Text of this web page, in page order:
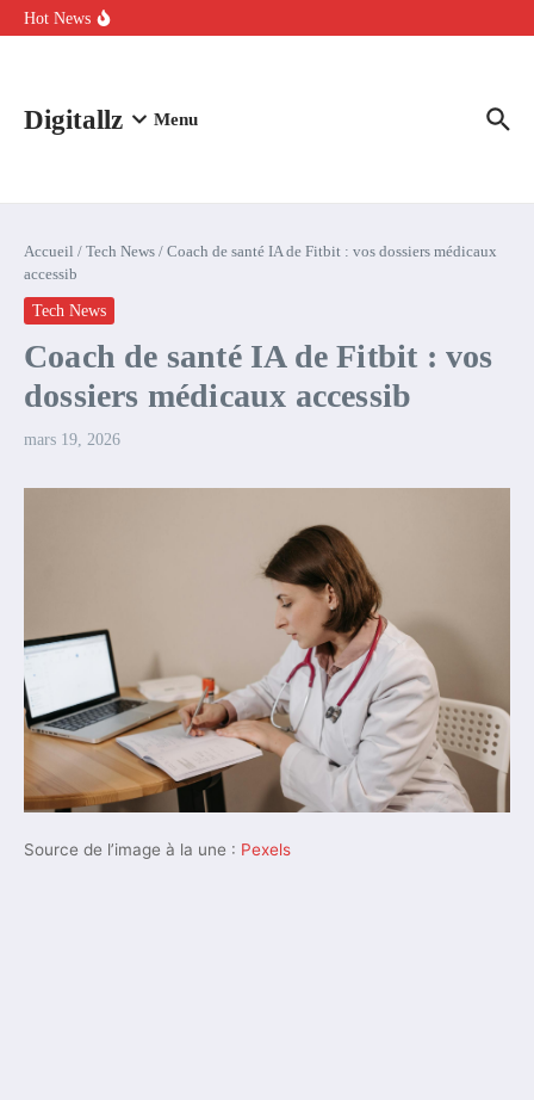
Aller au contenu
Hot News
Comment l’IA simplifie la data de caisse pour la transformer en
Digitallz Menu
Accueil / Tech News / Coach de santé IA de Fitbit : vos dossiers médicaux
accessib
Tech News
Coach de santé IA de Fitbit : vos
dossiers médicaux accessib
mars 19, 2026
Source de l’image à la une : Pexels